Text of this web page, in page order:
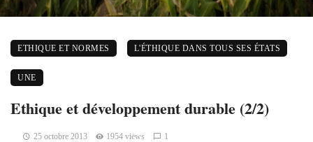
ETHIQUE ET NORMES L'ÉTHIQUE DANS TOUS SES ÉTATS
UNE
Ethique et développement durable (2/2)
25 octobre 2013 1954 views 1